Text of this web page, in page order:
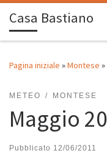
Passa al contenuto
Casa Bastiano
Pagina iniziale »Montese »
METEO MONTESE
Maggio
Pubblicato 12/06/2011